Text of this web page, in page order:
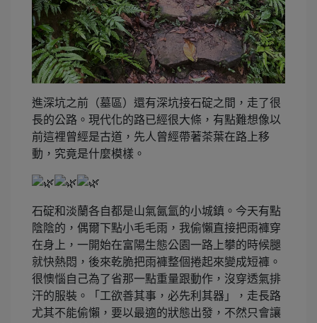
進深坑之前（墓區）還有深坑接石碇之間，走了很
長的公路。現代化的路已經很大條，有點難想像以
前這裡曾經是古道，先人曾經帶著茶葉在路上移
動，究竟是什麼模樣。
石碇和淡蘭各自都是山氣氤氳的小城鎮。今天有點
陰陰的，偶爾下點小毛毛雨，我偷懶直接把雨褲穿
在身上，一開始在富陽生態公園一路上攀的時候腿
就快熱悶，後來乾脆把雨褲整個捲起來變成短褲。
很懊惱自己為了省那一點重量跟動作，沒穿透氣排
汗的服裝。「工欲善其事，必先利其器」，走長路
尤其不能偷懶，要以最適的狀態出發，不然只會讓